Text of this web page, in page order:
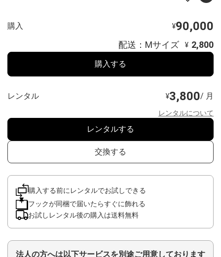
購入 ¥90,000
配送：Mサイズ ¥ 2,800
購入する
レンタル ¥3,800/ 月
レンタルについて
レンタルする
交換する
購入する前にレンタルでお試しできる
フックが同梱で届いたらすぐに飾れる
お試しレンタル後の購入は送料無料
法人の方へは以下サービスを別途ご用意しております